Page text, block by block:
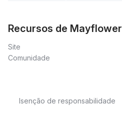
Recursos de Mayflower
Site
Comunidade
Isenção de responsabilidade